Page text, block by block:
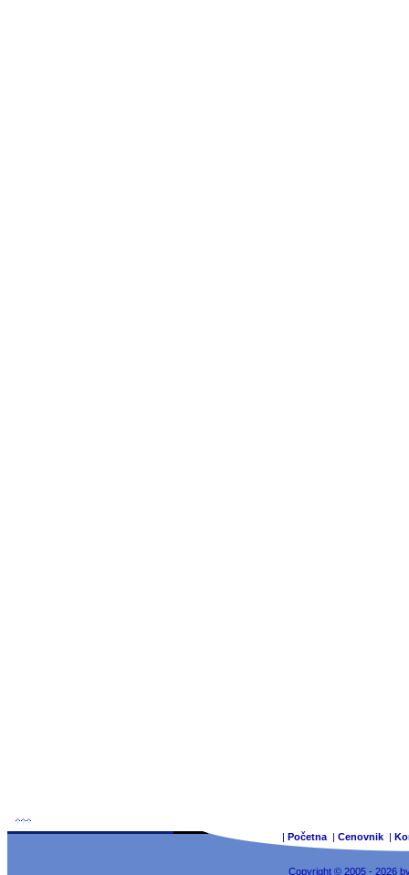
| Početna | Cenovnik |
Copyright © 2005 - 2026